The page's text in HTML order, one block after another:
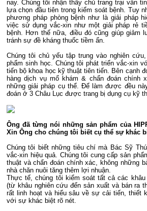
nay. Chúng tôi nhận thấy chủ trang trại vẫn
lựa chọn đầu tiên trong kiểm soát bệnh. Tuy
phương pháp phòng bệnh như là giải pháp
việc sử dụng vắc-xin như một giải pháp rẻ
bệnh. Hơn thế nữa, điều đó cũng giúp giảm
tránh sự đề kháng thuốc tiềm ẩn.
Chúng tôi chủ yếu tập trung vào nghiên
phẩm sinh học. Chúng tôi phát triển vắc-xin
tiến bộ khoa học kỹ thuật tiên tiến. Bên cạnh
hàng dịch vụ mổ khám & chẩn đoán chính
những giải pháp cụ thể. Để làm được đều
đoán ở 3 Châu Lục được trang bị dụng cụ kỹ
Ông đã từng nói những sản phẩm của
Xin Ông cho chúng tôi biết cụ thể sự khác
Chúng tôi biết những tiêu chí mà Bác Sỹ
vắc-xin hiệu quả. Chúng tôi cung cấp sản
thuật và chẩn đoán chính xác, không những
nhà chăn nuôi tăng thêm lợi nhuận.
Thực tế, chúng tôi kiểm soát tất cả các
(từ khâu nghiên cứu đến sản xuất và bán ra
rất linh hoạt và hiểu sâu về sự cải tiến, thiết
với sự khác biệt rõ nét.